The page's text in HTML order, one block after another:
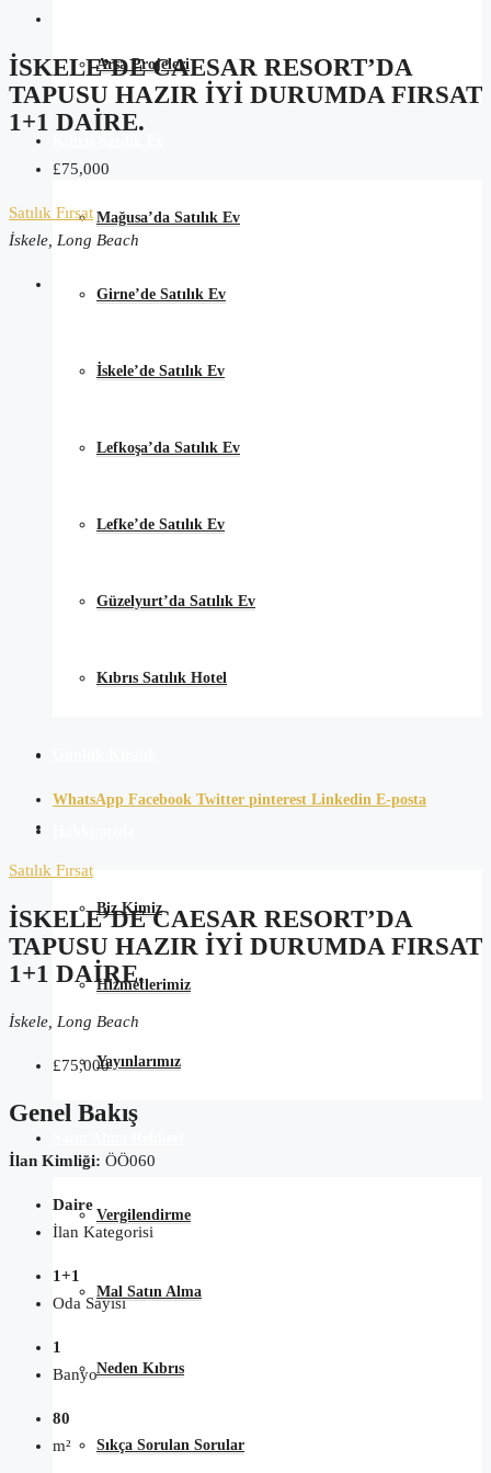
Arsa Projeleri
Mağusa’da Satılık Ev
Girne’de Satılık Ev
İskele’de Satılık Ev
Lefkoşa’da Satılık Ev
Lefke’de Satılık Ev
Güzelyurt’da Satılık Ev
Kıbrıs Satılık Hotel
Biz Kimiz
Hizmetlerimiz
Yayınlarımız
Vergilendirme
Mal Satın Alma
Neden Kıbrıs
Sıkça Sorulan Sorular
İSKELE’DE CAESAR RESORT’DA
TAPUSU HAZIR IYI DURUMDA FIRSAT
1+1 DAIRE.
£75,000
Satılık Fırsat
İskele, Long Beach
WhatsApp Facebook Twitter pinterest Linkedin E-posta
Satılık Fırsat
İSKELE’DE CAESAR RESORT’DA
TAPUSU HAZIR IYI DURUMDA FIRSAT
1+1 DAIRE.
İskele, Long Beach
£75,000
Genel Bakış
İlan Kimliği: ÖÖ060
Daire
İlan Kategorisi
1+1
Oda Sayısı
1
Banyo
80
m²